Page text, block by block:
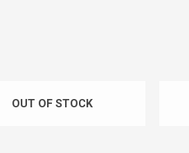
OUT OF STOCK